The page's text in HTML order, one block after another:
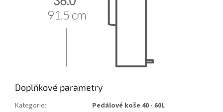
Doplňkové parametry
Kategorie:
Pedálové koše 40 - 60L